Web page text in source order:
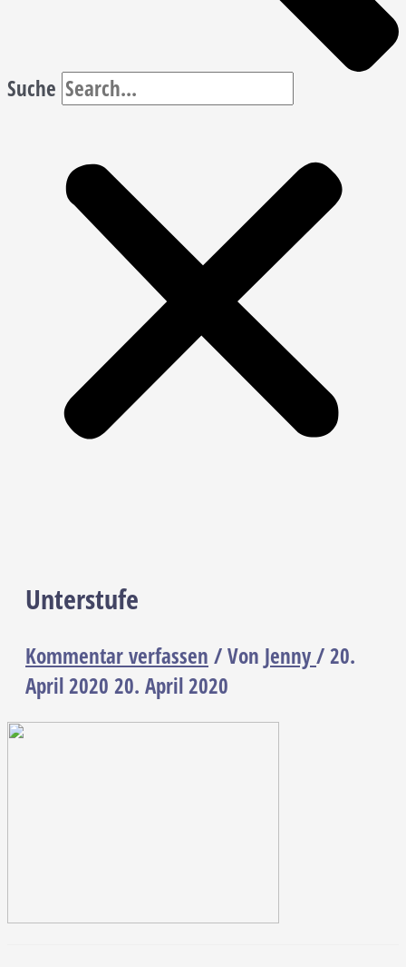
Suche
Unterstufe
Kommentar verfassen / Von Jenny/20.
April 2020 20. April 2020